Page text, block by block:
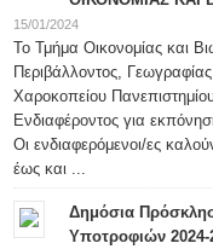
15/01/2024
Το Τμήμα Οικονομίας και
Περιβάλλοντος,
Χαροκοπείου
Ενδιαφέροντος για
Οι ενδιαφερόμενοι/ες
έως και ...
Δημόσια
Υποτροφιών 2024-